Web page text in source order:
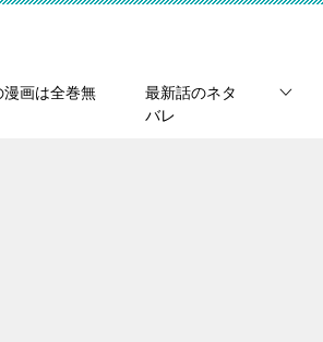
漫画は全巻無
最新話のネタ
バレ